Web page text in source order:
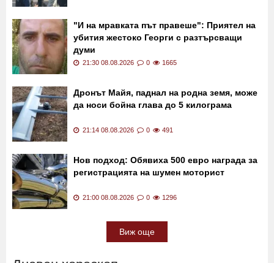
"И на мравката път правеше": Приятел на
убития жестоко Георги с разтърсващи
думи
21:30 08.08.2026 0 1665
Дронът Майя, паднал на родна земя, може
да носи бойна глава до 5 килограма
21:14 08.08.2026 0 491
Нов подход: Обявиха 500 евро награда за
регистрацията на шумен моторист
21:00 08.08.2026 0 1296
Виж още